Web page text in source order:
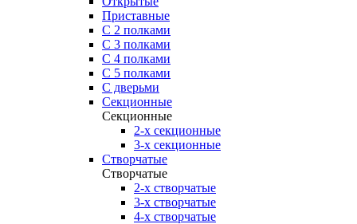
Приставные
С 2 полками
С 3 полками
С 4 полками
С 5 полками
С дверьми
Секционные
Секционные
2-х секционные
3-х секционные
Створчатые
Створчатые
2-х створчатые
3-х створчатые
4-х створчатые